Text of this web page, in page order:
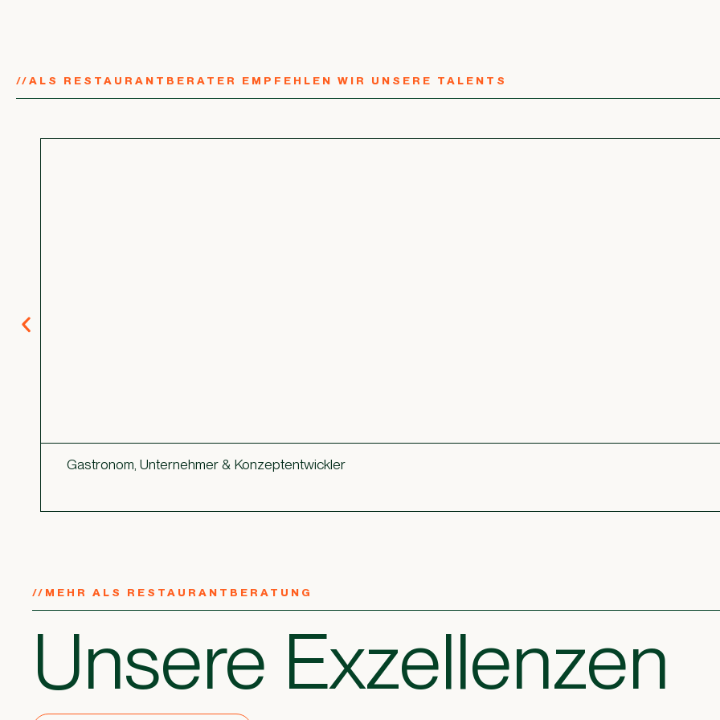
//ALS RESTAURANTBERATER EMPFEHLEN WIR UNSERE TALENTS
Gastronom, Unternehmer & Konzeptentwickler
// MEHR ALS RESTAURANTBERATUNG
Unsere Exzellenzen